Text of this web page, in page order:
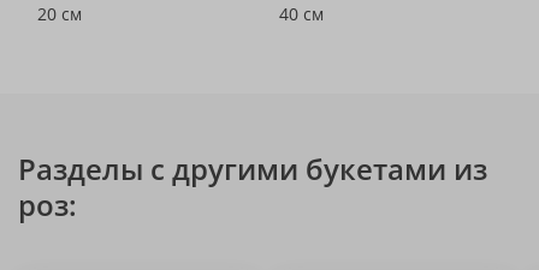
20 см
40 см
Разделы с другими букетами из
роз: